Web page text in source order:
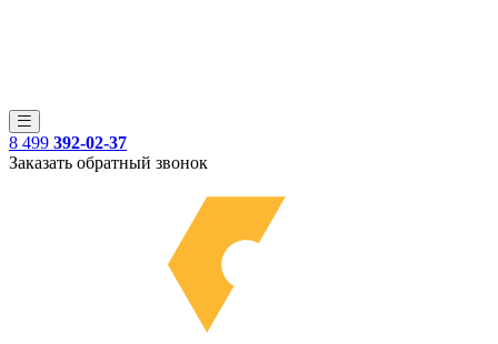
8 499 392-02-37
Заказать обратный звонок